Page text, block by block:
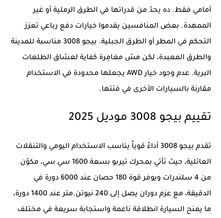
أمامي فقط. ده يحدّ من قدراتها في الطرق الرملية أو غير
الممهدة. بعض المنافسين يقدموا خيارات دفع رباعي تعزز
التحكم في المطر أو الطرق الجبلية. بيجو 3008 مناسبة للمدينة
والطرق المعبدة، لكن مش مغامِرة كفاية لعشاق الطلعات
البرية. عدم وجود خيار AWD يجعلها محدودة في الاستخدام
مقارنة بالسيارات الأخرى في فئتها.
تقييم بيجو 3008 موديل 2025
تقدم بيجو 3008 أداءً قوياً يناسب الاستخدام اليومي والتنقلات
العائلية، حيث تأتي بمحرك تيربو بسعة 1600 سي سي، مكوّن
من 4 سلندرات ويوفر قوة 180 حصان عند 6000 دورة في
الدقيقة، مع عزم دوران يصل إلى 240 نيوتن.متر عند 1400 دورة،
ما يمنح السيارة انطلاقة ناعمة واستجابة سريعة في مختلف